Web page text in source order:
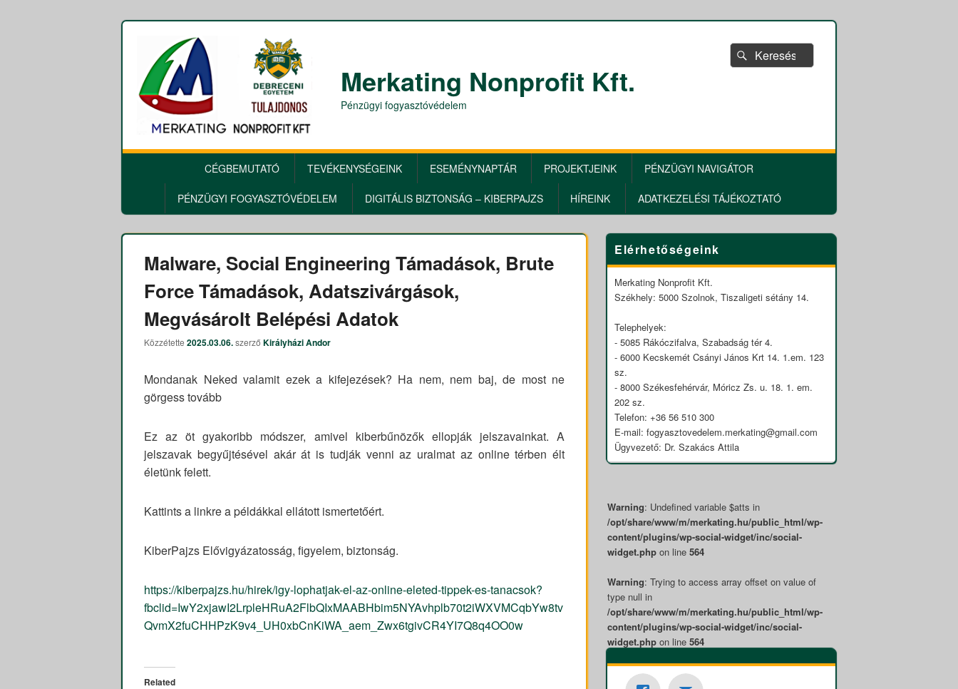
Merkating Nonprofit Kft.
Pénzügyi fogyasztóvédelem
Search
for:
Search
CÉGBEMUTATÓ TEVÉKENYSÉGEINK ESEMÉNYNAPTÁR PROJEKTJEINK PÉNZÜGYI NAVIGÁTOR
PÉNZÜGYI FOGYASZTÓVÉDELEM DIGITÁLIS BIZTONSÁG – KIBERPAJZS HÍREINK ADATKEZELÉSI TÁJÉKOZTATÓ
Malware, Social Engineering Támadások, Brute
Force Támadások, Adatszivárgások,
Megvásárolt Belépési Adatok
Közzétette 2025.03.06.szerző Királyházi Andor
Mondanak Neked valamit ezek a kifejezések? Ha nem, nem baj, de most ne
görgess tovább
Ez az öt gyakoribb módszer, amivel kiberbűnözők ellopják jelszavainkat. A
jelszavak begyűjtésével akár át is tudják venni az uralmat az online térben élt
életünk felett.
Kattints a linkre a példákkal ellátott ismertetőért.
KiberPajzs Elővigyázatosság, figyelem, biztonság.
https://kiberpajzs.hu/hirek/igy-lophatjak-el-az-online-eleted-tippek-es-tanacsok?
fbclid=IwY2xjawI2LrpleHRuA2FlbQIxMAABHbim5NYAvhplb70t2iWXVMCqbYw8tv
QvmX2fuCHHPzK9v4_UH0xbCnKiWA_aem_Zwx6tgivCR4YI7Q8q4OO0w
Related
Sidebar
Widget
Area
Elérhetőségeink
Merkating Nonprofit Kft.
Székhely: 5000 Szolnok, Tiszaligeti sétány 14.
Telephelyek:
- 5085 Rákóczifalva, Szabadság tér 4.
- 6000 Kecskemét Csányi János Krt 14. 1.em. 123
sz.
- 8000 Székesfehérvár, Móricz Zs. u. 18. 1. em.
202 sz.
Telefon: +36 56 510 300
E-mail: fogyasztovedelem.merkating@gmail.com
Ügyvezető: Dr. Szakács Attila
Warning: Undefined variable $atts in
/opt/share/www/m/merkating.hu/public_html/wp-
content/plugins/wp-social-widget/inc/social-
widget.php on line 564
Warning: Trying to access array offset on value of
type null in
/opt/share/www/m/merkating.hu/public_html/wp-
content/plugins/wp-social-widget/inc/social-
widget.php on line 564